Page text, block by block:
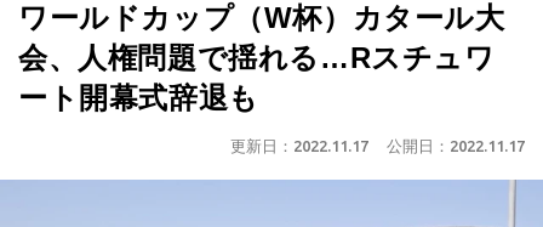
ワールドカップ（W杯）カタール大
会、人権問題で揺れる…Rスチュワ
ート開幕式辞退も
更新日： 2022.11.17 公開日： 2022.11.17